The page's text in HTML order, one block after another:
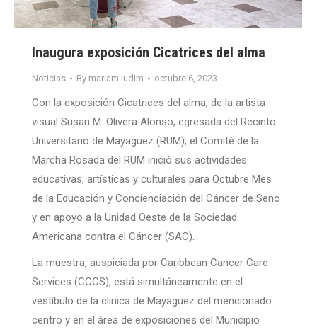
Inaugura exposición Cicatrices del alma
Noticias By mariam.ludim octubre 6, 2023
Con la exposición Cicatrices del alma, de la artista
visual Susan M. Olivera Alonso, egresada del Recinto
Universitario de Mayagüez (RUM), el Comité de la
Marcha Rosada del RUM inició sus actividades
educativas, artísticas y culturales para Octubre Mes
de la Educación y Concienciación del Cáncer de Seno
y en apoyo a la Unidad Oeste de la Sociedad
Americana contra el Cáncer (SAC).
La muestra, auspiciada por Caribbean Cancer Care
Services (CCCS), está simultáneamente en el
vestíbulo de la clínica de Mayagüez del mencionado
centro y en el área de exposiciones del Municipio